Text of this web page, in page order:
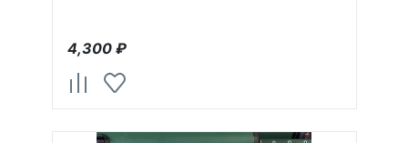
4,300₽